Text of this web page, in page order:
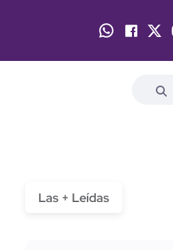
Las + Leídas